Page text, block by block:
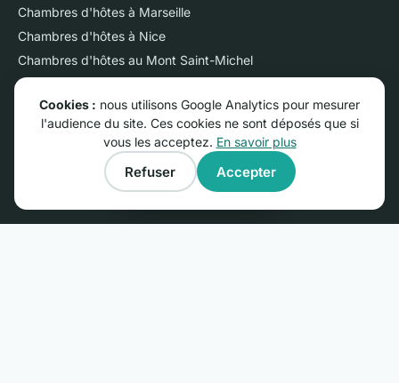
Afficher la carte
Chambres d'hôtes à Marseille
Chambres d'hôtes à Nice
Chambres d'hôtes au Mont Saint-Michel
Chambres d'hôtes sur l'Ile de Ré
Chambres d'hôtes près du Futuroscope
Chambres d'hôtes en Camargue
Gîtes dans les plus beaux villages de France
Gîtes près du Mont Saint-Michel
Cookies : nous utilisons Google Analytics pour mesurer
l'audience du site. Ces cookies ne sont déposés que si
vous les acceptez. En savoir plus
Refuser Accepter